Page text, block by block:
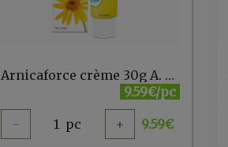
Arnicaforce crème 30g A. Vogel
9.59€/pc
- 1 pc + 9.59€